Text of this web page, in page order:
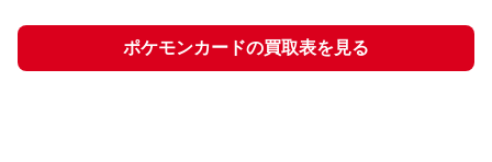
ポケモンカードの買取表を見る